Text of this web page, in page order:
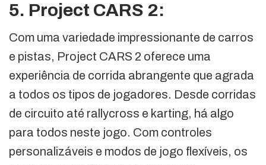
5. Project CARS 2:
Com uma variedade impressionante de carros
e pistas, Project CARS 2 oferece uma
experiência de corrida abrangente que agrada
a todos os tipos de jogadores. Desde corridas
de circuito até rallycross e karting, há algo
para todos neste jogo. Com controles
personalizáveis e modos de jogo flexíveis, os